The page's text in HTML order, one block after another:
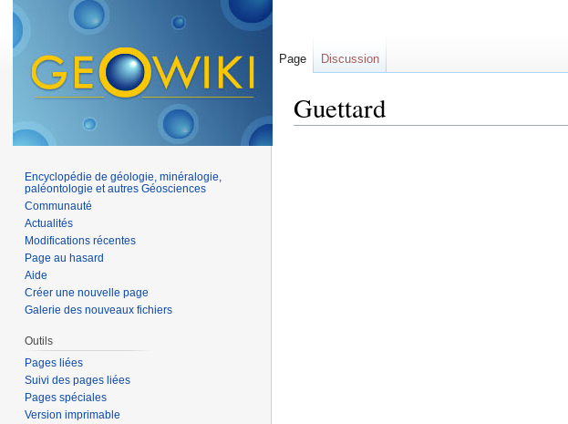
Guettard
Page Discussion
Encyclopédie de géologie, minéralogie,
paléontologie et autres Géosciences
Communauté
Actualités
Modifications récentes
Page au hasard
Aide
Créer une nouvelle page
Galerie des nouveaux fichiers
Outils
Pages liées
Suivi des pages liées
Pages spéciales
Version imprimable